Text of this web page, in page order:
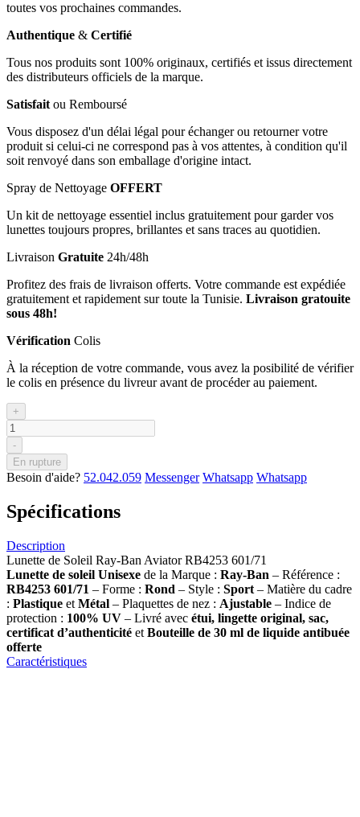
toutes vos prochaines commandes.
Authentique & Certifié
Tous nos produits sont 100% originaux, certifiés et issus directement
des distributeurs officiels de la marque.
Satisfait ou Remboursé
Vous disposez d'un délai légal pour échanger ou retourner votre
produit si celui-ci ne correspond pas à vos attentes, à condition qu'il
soit renvoyé dans son emballage d'origine intact.
Spray de Nettoyage OFFERT
Un kit de nettoyage essentiel inclus gratuitement pour garder vos
lunettes toujours propres, brillantes et sans traces au quotidien.
Livraison Gratuite 24h/48h
Profitez des frais de livraison offerts. Votre commande est expédiée
gratuitement et rapidement sur toute la Tunisie. Livraison gratouite
sous 48h!
Vérification Colis
À la réception de votre commande, vous avez la posibilité de vérifier
le colis en présence du livreur avant de procéder au paiement.
+
-
En rupture
Besoin d'aide? 52.042.059 Messenger Whatsapp Whatsapp
Spécifications
Description
Lunette de Soleil Ray-Ban Aviator RB4253 601/71
Lunette de soleil Unisexe de la Marque : Ray-Ban – Référence :
RB4253 601/71 – Forme : Rond – Style : Sport – Matière du cadre
: Plastique et Métal – Plaquettes de nez : Ajustable – Indice de
protection : 100% UV – Livré avec étui, lingette original, sac,
certificat d’authenticité et Bouteille de 30 ml de liquide antibuée
offerte
Caractéristiques